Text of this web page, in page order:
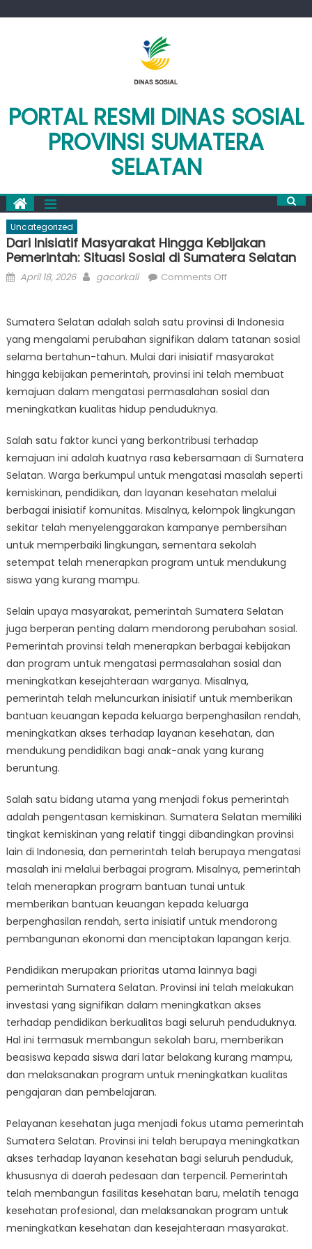
PORTAL RESMI DINAS SOSIAL
PROVINSI SUMATERA
SELATAN
Uncategorized
Dari Inisiatif Masyarakat Hingga Kebijakan
Pemerintah: Situasi Sosial di Sumatera Selatan
Posted
April 18, 2026 Author
gacorkali Comments Offon
Masyarakat
Hingga
Kebijakan
Pemerintah:
Situasi
Sumatera
Selatan
Sumatera Selatan adalah salah satu provinsi di Indonesia
yang mengalami perubahan signifikan dalam tatanan sosial
selama bertahun-tahun. Mulai dari inisiatif masyarakat
hingga kebijakan pemerintah, provinsi ini telah membuat
kemajuan dalam mengatasi permasalahan sosial dan
meningkatkan kualitas hidup penduduknya.
Salah satu faktor kunci yang berkontribusi terhadap
kemajuan ini adalah kuatnya rasa kebersamaan di Sumatera
Selatan. Warga berkumpul untuk mengatasi masalah seperti
kemiskinan, pendidikan, dan layanan kesehatan melalui
berbagai inisiatif komunitas. Misalnya, kelompok lingkungan
sekitar telah menyelenggarakan kampanye pembersihan
untuk memperbaiki lingkungan, sementara sekolah
setempat telah menerapkan program untuk mendukung
siswa yang kurang mampu.
Selain upaya masyarakat, pemerintah Sumatera Selatan
juga berperan penting dalam mendorong perubahan sosial.
Pemerintah provinsi telah menerapkan berbagai kebijakan
dan program untuk mengatasi permasalahan sosial dan
meningkatkan kesejahteraan warganya. Misalnya,
pemerintah telah meluncurkan inisiatif untuk memberikan
bantuan keuangan kepada keluarga berpenghasilan rendah,
meningkatkan akses terhadap layanan kesehatan, dan
mendukung pendidikan bagi anak-anak yang kurang
beruntung.
Salah satu bidang utama yang menjadi fokus pemerintah
adalah pengentasan kemiskinan. Sumatera Selatan memiliki
tingkat kemiskinan yang relatif tinggi dibandingkan provinsi
lain di Indonesia, dan pemerintah telah berupaya mengatasi
masalah ini melalui berbagai program. Misalnya, pemerintah
telah menerapkan program bantuan tunai untuk
memberikan bantuan keuangan kepada keluarga
berpenghasilan rendah, serta inisiatif untuk mendorong
pembangunan ekonomi dan menciptakan lapangan kerja.
Pendidikan merupakan prioritas utama lainnya bagi
pemerintah Sumatera Selatan. Provinsi ini telah melakukan
investasi yang signifikan dalam meningkatkan akses
terhadap pendidikan berkualitas bagi seluruh penduduknya.
Hal ini termasuk membangun sekolah baru, memberikan
beasiswa kepada siswa dari latar belakang kurang mampu,
dan melaksanakan program untuk meningkatkan kualitas
pengajaran dan pembelajaran.
Pelayanan kesehatan juga menjadi fokus utama pemerintah
Sumatera Selatan. Provinsi ini telah berupaya meningkatkan
akses terhadap layanan kesehatan bagi seluruh penduduk,
khususnya di daerah pedesaan dan terpencil. Pemerintah
telah membangun fasilitas kesehatan baru, melatih tenaga
kesehatan profesional, dan melaksanakan program untuk
meningkatkan kesehatan dan kesejahteraan masyarakat.